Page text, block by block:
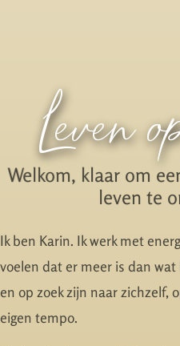
Leven
Welkom, klaar om
leven te
Ik ben Karin. Ik werk met
voelen dat er meer is dan
en op zoek zijn naar zichzelf,
eigen tempo.